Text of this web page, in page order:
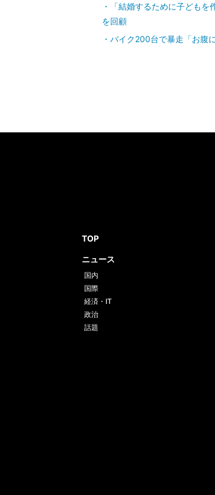
「結婚するために子ども
を回顧
バイク200台で暴走「お腹
TOP
ニュース
国内
国際
経済・IT
政治
話題